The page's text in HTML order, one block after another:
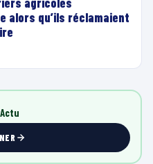
alors qu’ils réclamaient